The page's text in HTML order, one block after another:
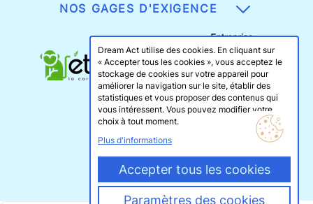
NOS GAGES D'EXIGENCE
Dream Act utilise des cookies. En cliquant sur
« Accepter tous les cookies », vous acceptez le
stockage de cookies sur votre appareil pour
améliorer la navigation sur le site, établir des
statistiques et vous proposer des contenus qui
vous intéressent. Vous pouvez modifier votre
choix à tout moment.
Plus d'informations
Accepter tous les cookies
Paramètres des cookies